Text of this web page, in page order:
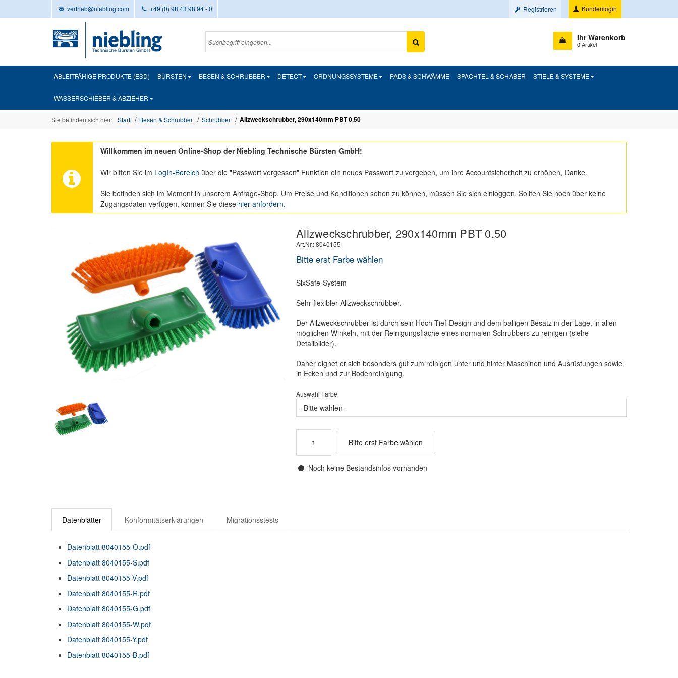
vertrieb@niebling.com +49 (0) 98 43 98 94 - 0 Registrieren Kundenlogin
Ihr Warenkorb
0 Artikel
ABLEITFÄHIGE PRODUKTE (ESD) BÜRSTEN BESEN & SCHRUBBER DETECT ORDNUNGSSYSTEME PADS & SCHWÄMME SPACHTEL & SCHABER STIELE & SYSTEME
WASSERSCHIEBER & ABZIEHER
Sie befinden sich hier: Start Besen & Schrubber Schrubber Allzweckschrubber, 290x140mm PBT 0,50
Willkommen im neuen Online-Shop der Niebling Technische Bürsten GmbH!
Wir bitten Sie im LogIn-Bereich über die "Passwort vergessen" Funktion ein neues Passwort zu vergeben, um ihre Accountsicherheit zu erhöhen, Danke.
Sie befinden sich im Moment in unserem Anfrage-Shop. Um Preise und Konditionen sehen zu können, müssen Sie sich einloggen. Sollten Sie noch über keine
Zugangsdaten verfügen, können Sie diese hier anfordern.
Allzweckschrubber, 290x140mm PBT 0,50
Art.Nr.: 8040155
Bitte erst Farbe wählen
SixSafe-System
Sehr flexibler Allzweckschrubber.
Der Allzweckschrubber ist durch sein Hoch-Tief-Design und dem balligen Besatz in der Lage, in allen
möglichen Winkeln, mit der Reinigungsfläche eines normalen Schrubbers zu reinigen (siehe
Detailbilder).
Daher eignet er sich besonders gut zum reinigen unter und hinter Maschinen und Ausrüstungen sowie
in Ecken und zur Bodenreinigung.
Auswahl Farbe
Bitte erst Farbe wählen
Noch keine Bestandsinfos vorhanden
Datenblätter Konformitätserklärungen Migrationsstests
Datenblatt 8040155-O.pdf
Datenblatt 8040155-S.pdf
Datenblatt 8040155-V.pdf
Datenblatt 8040155-R.pdf
Datenblatt 8040155-G.pdf
Datenblatt 8040155-W.pdf
Datenblatt 8040155-Y.pdf
Datenblatt 8040155-B.pdf